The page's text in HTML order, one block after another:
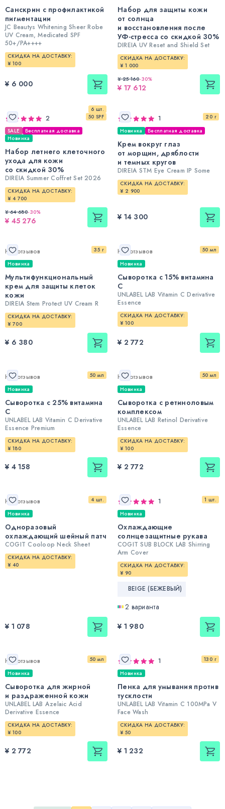
Санскрин с профилактикой
пигментации
JC Beautys Whitening Sheer Robe
UV Cream, Medicated SPF
50+/PA++++
СКИДКА НА ДОСТАВКУ:
¥ 100
¥ 6 000
Набор для защиты кожи
от солнца
и восстановления после
УФ-стресса со скидкой 30%
DIREIA UV Reset and Shield Set
СКИДКА НА ДОСТАВКУ:
¥ 1 000
¥ 25 160-30%
¥ 17 612
6 шт.
50 SPF
2
SALE
Бесплатная доставка
Новинка
Набор летнего клеточного
ухода для кожи
со скидкой 30%
DIREIA Summer Coffret Set 2026
СКИДКА НА ДОСТАВКУ:
¥ 4 700
¥ 64 680-30%
¥ 45 276
20 г
1
Новинка Бесплатная доставка
Крем вокруг глаз
от морщин, дряблости
и темных кругов
DIREIA STM Eye Cream IP Some
СКИДКА НА ДОСТАВКУ:
¥ 2 900
¥ 14 300
35 г
Нет отзывов
Новинка
Мультифункциональный
крем для защиты клеток
кожи
DIREIA Stem Protect UV Cream R
СКИДКА НА ДОСТАВКУ:
¥ 700
¥ 6 380
50 мл
Нет отзывов
Новинка
Сыворотка с 15% витамина
С
UNLABEL LAB Vitamin C Derivative
Essence
СКИДКА НА ДОСТАВКУ:
¥ 100
¥ 2 772
50 мл
Нет отзывов
Новинка
Сыворотка с 25% витамина
С
UNLABEL LAB Vitamin C Derivative
Essence Premium
СКИДКА НА ДОСТАВКУ:
¥ 180
¥ 4 158
50 мл
Нет отзывов
Новинка
Сыворотка с ретиноловым
комплексом
UNLABEL LAB Retinol Derivative
Essence
СКИДКА НА ДОСТАВКУ:
¥ 100
¥ 2 772
4 шт.
Нет отзывов
Новинка
Одноразовый
охлаждающий шейный патч
COGIT Cooloop Neck Sheet
СКИДКА НА ДОСТАВКУ:
¥ 40
¥ 1 078
1 шт.
1
Новинка
Охлаждающие
солнцезащитные рукава
COGIT SUB BLOCK LAB Shirring
Arm Cover
СКИДКА НА ДОСТАВКУ:
¥ 90
BEIGE (БЕЖЕВЫЙ)
2 варианта
¥ 1 980
50 мл
Нет отзывов
Новинка
Сыворотка для жирной
и раздраженной кожи
UNLABEL LAB Azelaic Acid
Derivative Essence
СКИДКА НА ДОСТАВКУ:
¥ 100
¥ 2 772
130 г
1
Новинка
Пенка для умывания против
тусклости
UNLABEL LAB Vitamin C 100MPa V
Face Wash
СКИДКА НА ДОСТАВКУ:
¥ 50
¥ 1 232